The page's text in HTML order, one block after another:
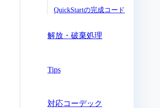
QuickStartの完成コード
解放・破棄処理
Tips
対応コーデック